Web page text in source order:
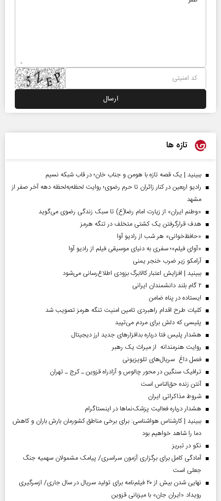
تازه ها
ببینید | یک قصه تازه با هومن و جناب‌ خان؛ در قاب شبکه نسیم
رادیو اربعین در کنار زائران تا حرم رضوی؛ روایت لحظه‌به‌لحظه دهه آخر صفر از
مشهد
«وطنم ایران» از زیارت امام رضا(ع) تا سبک زندگی رضوی می‌گوید
هدف قرارگرفتن یک کشتی متخلف در تنگه هرمز
«حافظ‌خوانی» هر شب از رادیو آوا
«آوای فیلم»؛ سفری به دنیای موسیقی فیلم از رادیو آوا
آرامکو زیر ضرب خنجر یمنی
ببینید | افزایش اعتبار کالابرگ بزودی اطلاع‌رسانی می‌شود
۲ گام بلند دانشمندان ایرانی
ایستاده در پناه ضامن
کلیات طرح اقدام راهبردی تامین امنیت تنگه هرمز تصویب شد
پلیسی که دلش برای مردم می‌تپید
هشدار پلیس فتا درباره بدافزار‌های جدید ارز دیجیتال
روایت هنرمندانه از میراث یک رهبر
فصل داغ سریال‌های تلویزیونی
ترافیک سنگین در محور چالوس و آزادراه قزوین ـ کرج ـ تهران
آنتن زنده حق‌الناس است
شروط مذاکراتی ایران
هشدار درباره فعالیت پزشک‌نما‌ها در اینستاگرام
ببینید | کارشناس هواشناسی: برای برخی مناطق کشورمان بارش باران و کاهش
دما را شاهد خواهیم بود
نکو در تبریز
آمادگی کامل برای برگزاری آزمون سراسری/ پیامک مشمولان سهمیه جنگ
جعلی است
نهایی شدن بیش از ۲۰ فیلم‌نامه برای تولید سریال در سال جاری/ ازسرگیری
رویداد «ایران جان» با میزبانی قزوین